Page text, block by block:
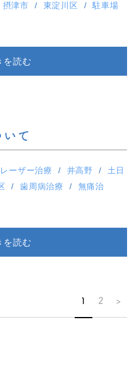
摂津市 東淀川区
駐車場
を読む
て
レーザー治療 井高野
土日
歯周病治療
無痛治
を読む
1 2 >